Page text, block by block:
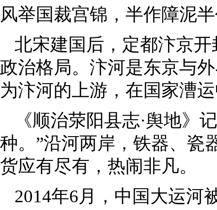
风举国裁宫锦，半作障泥
北宋建国后，定都汴京
政治格局。汴河是东京与
为汴河的上游，在国家漕
《顺治荥阳县志·舆地》
种。”沿河两岸，铁器、瓷
货应有尽有，热闹非凡。
2014年6月，中国大运河